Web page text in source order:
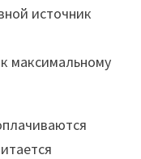
источник
максимальному